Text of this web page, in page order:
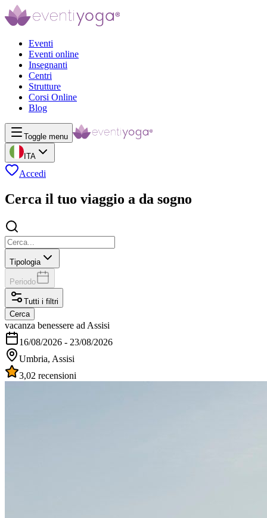
Eventi
Eventi online
Insegnanti
Centri
Strutture
Corsi Online
Blog
Toggle menu
ITA
Accedi
Cerca il tuo viaggio a da sogno
Tipologia
Periodo
Tutti i filtri
Cerca
vacanza benessere ad Assisi
16/08/2026 - 23/08/2026
Umbria, Assisi
3,02 recensioni